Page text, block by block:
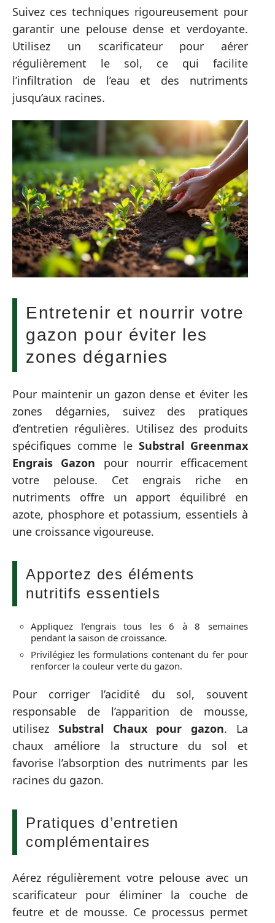
Suivez ces techniques rigoureusement pour
garantir une pelouse dense et verdoyante.
Utilisez un scarificateur pour aérer
régulièrement le sol, ce qui facilite
l’infiltration de l’eau et des nutriments
jusqu’aux racines.
Entretenir et nourrir votre
gazon pour éviter les
zones dégarnies
Pour maintenir un gazon dense et éviter les
zones dégarnies, suivez des pratiques
d’entretien régulières. Utilisez des produits
spécifiques comme le Substral Greenmax
Engrais Gazon pour nourrir efficacement
votre pelouse. Cet engrais riche en
nutriments offre un apport équilibré en
azote, phosphore et potassium, essentiels à
une croissance vigoureuse.
Apportez des éléments
nutritifs essentiels
Appliquez l’engrais tous les 6 à 8 semaines
pendant la saison de croissance.
Privilégiez les formulations contenant du fer pour
renforcer la couleur verte du gazon.
Pour corriger l’acidité du sol, souvent
responsable de l’apparition de mousse,
utilisez Substral Chaux pour gazon. La
chaux améliore la structure du sol et
favorise l’absorption des nutriments par les
racines du gazon.
Pratiques d’entretien
complémentaires
Aérez régulièrement votre pelouse avec un
scarificateur pour éliminer la couche de
feutre et de mousse. Ce processus permet